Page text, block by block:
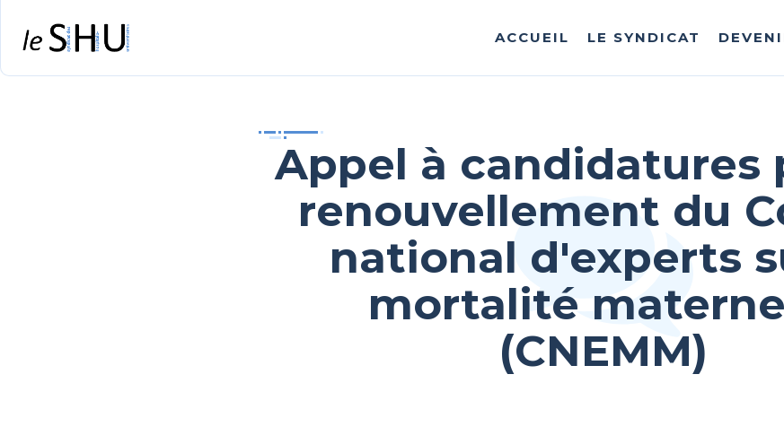
ACCUEIL LE SYNDICAT
Appel à candidatures
renouvellement du
national d'experts
mortalité
(CNEMM)